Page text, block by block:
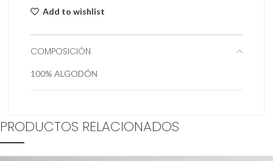
Add to wishlist
COMPOSICIÓN
100% ALGODÓN
PRODUCTOS RELACIONADOS